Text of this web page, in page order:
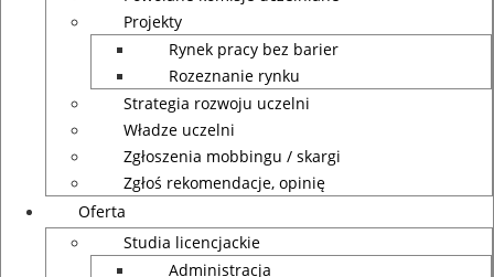
Projekty
Rynek pracy bez barier
Rozeznanie rynku
Strategia rozwoju uczelni
Władze uczelni
Zgłoszenia mobbingu / skargi
Zgłoś rekomendacje, opinię
Oferta
Studia licencjackie
Administracja